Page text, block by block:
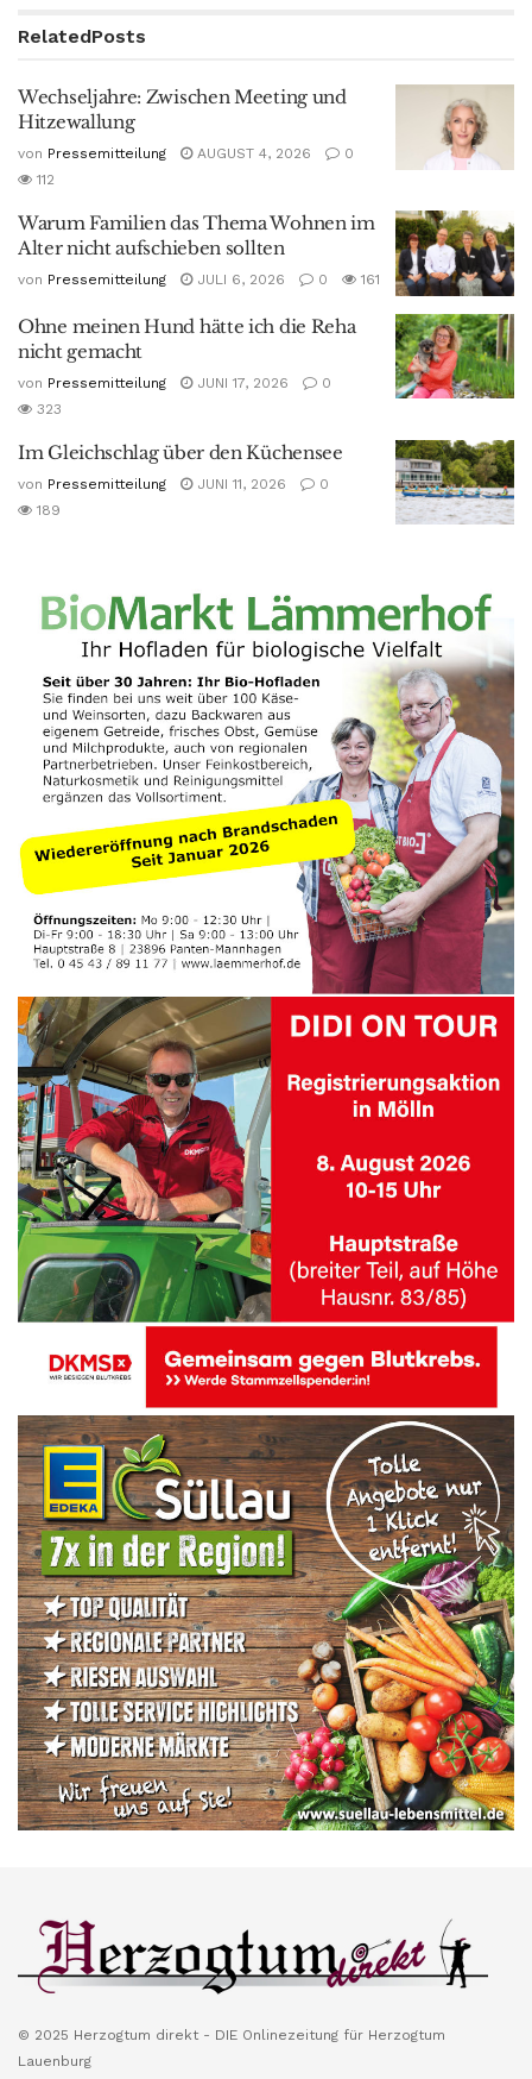
RelatedPosts
Wechseljahre: Zwischen Meeting und
Hitzewallung
von Pressemitteilung AUGUST 4, 2026
0
112
Warum Familien das Thema Wohnen im
Alter nicht aufschieben sollten
von Pressemitteilung JULI 6, 2026 0 161
Ohne meinen Hund hätte ich die Reha
nicht gemacht
von Pressemitteilung JUNI 17, 2026
0
323
Im Gleichschlag über den Küchensee
von Pressemitteilung JUNI 11, 2026
0
189
© 2025 Herzogtum direkt - DIE Onlinezeitung für Herzogtum
Lauenburg